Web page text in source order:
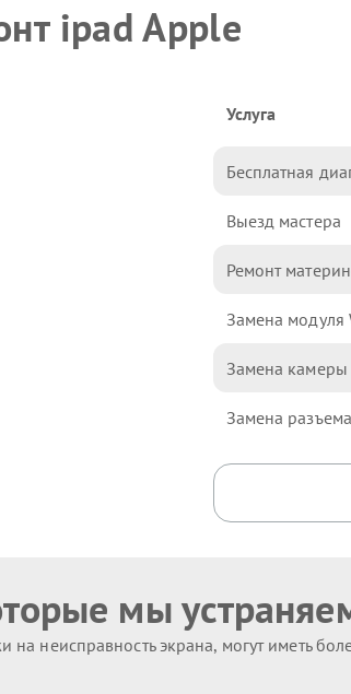
ipad Apple
Услуга
Бесплатная
Выезд мастера
Ремонт
Замена модуля
Замена камеры
Замена
мы
неисправность экрана, могут иметь